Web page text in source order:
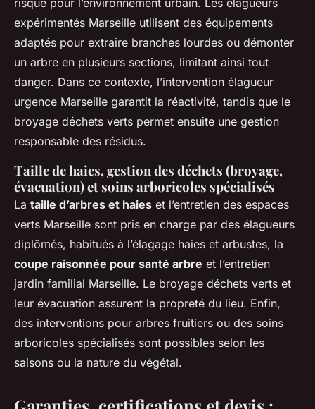
risque pour l’environnement urbain. Les élagueurs
expérimentés Marseille utilisent des équipements
adaptés pour extraire branches lourdes ou démonter
un arbre en plusieurs sections, limitant ainsi tout
danger. Dans ce contexte, l’intervention élagueur
urgence Marseille garantit la réactivité, tandis que le
broyage déchets verts permet ensuite une gestion
responsable des résidus.
Taille de haies, gestion des déchets (broyage,
évacuation) et soins arboricoles spécialisés
La taille d’arbres et haies et l’entretien des espaces
verts Marseille sont pris en charge par des élagueurs
diplômés, habitués à l’élagage haies et arbustes, la
coupe raisonnée pour santé arbre et l’entretien
jardin familial Marseille. Le broyage déchets verts et
leur évacuation assurent la propreté du lieu. Enfin,
des interventions pour arbres fruitiers ou des soins
arboricoles spécialisés sont possibles selon les
saisons ou la nature du végétal.